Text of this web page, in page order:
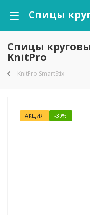
Спицы
KnitPro
KnitPro SmartStix
АКЦИЯ -30%